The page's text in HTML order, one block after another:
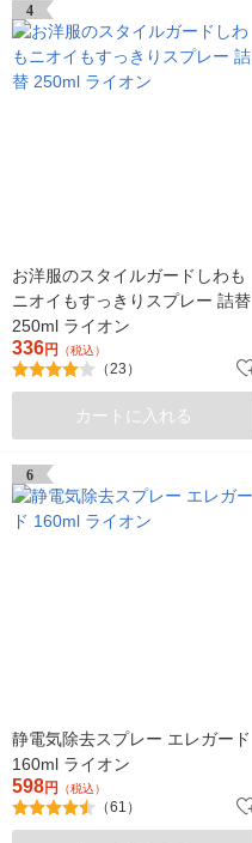
4
お洋服のスタイルガードしわも
ニオイもすっきりスプレー 詰替
250ml ライオン
336円 （税込）
（23）
カートに入れる
6
静電気除去スプレー エレガード
160ml ライオン
598円 （税込）
（61）